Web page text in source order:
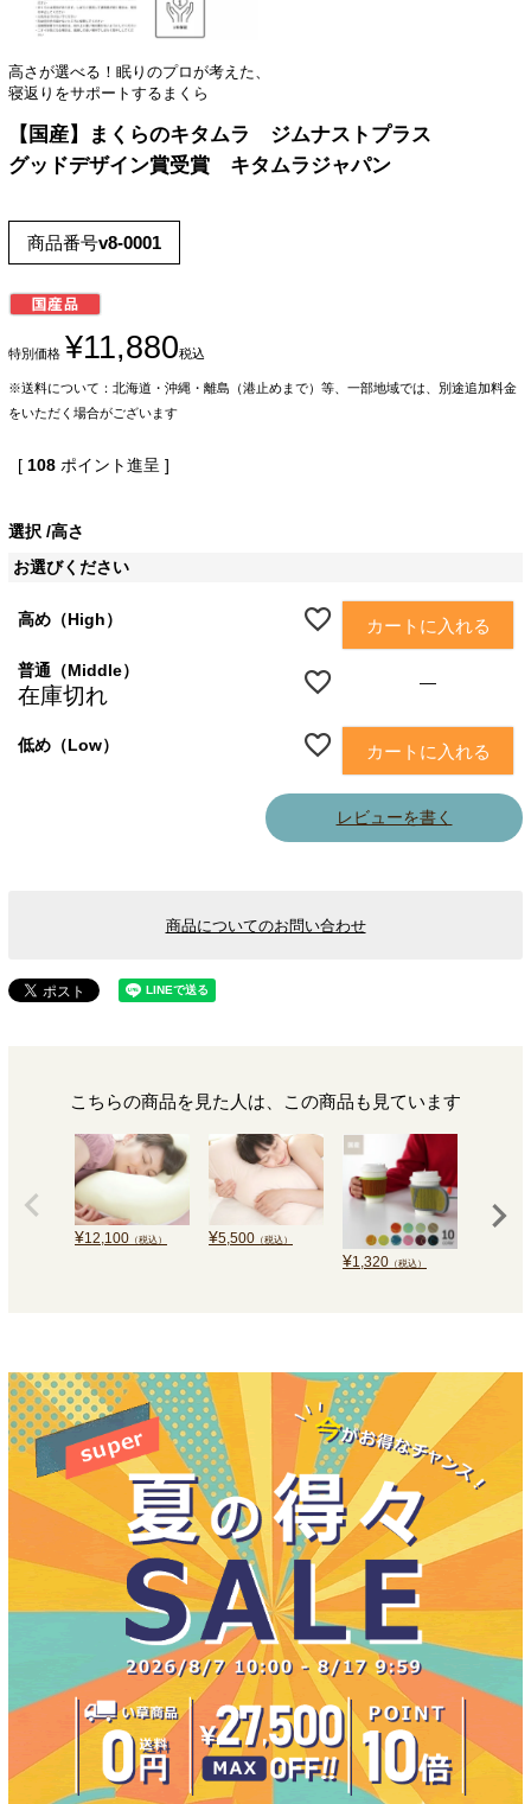
高さが選べる！眠りのプロが考えた、
寝返りをサポートするまくら
【国産】まくらのキタムラ ジムナストプラス
グッドデザイン賞受賞 キタムラジャパン
商品番号v8-0001
特別価格 ¥11,880税込
※送料について：北海道・沖縄・離島（港止めまで）等、一部地域では、別途追加料金
をいただく場合がございます
[ 108 ポイント進呈 ]
選択 高さ
お選びください
高め（High） カートに入れる
普通（Middle）
在庫切れ
—
低め（Low） カートに入れる
レビューを書く
商品についてのお問い合わせ
こちらの商品を見た人は、この商品も見ています
¥12,100 （税込） ¥5,500 （税込）
¥1,320 （税込）